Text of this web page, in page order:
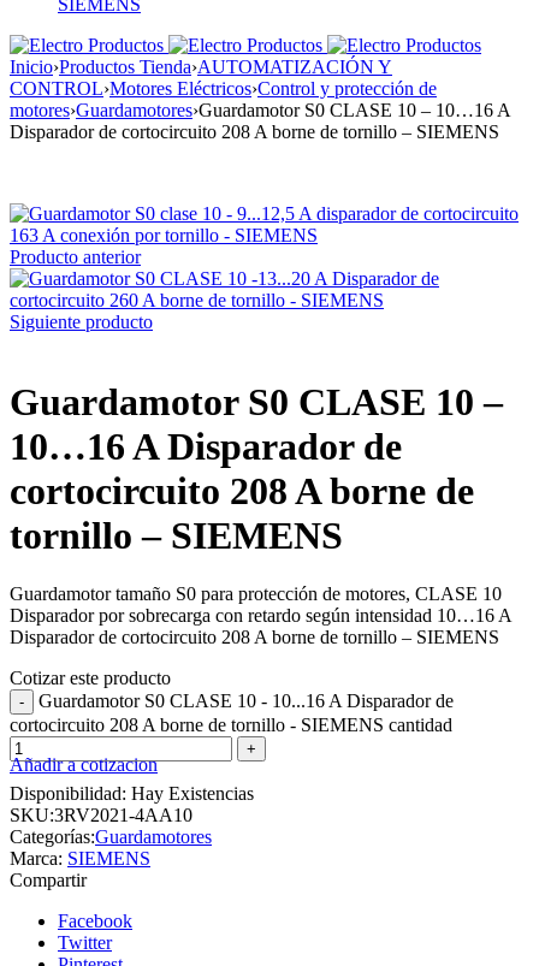
Inicio›Productos Tienda›AUTOMATIZACIÓN Y
CONTROL›Motores Eléctricos›Control y protección de
motores›Guardamotores›Guardamotor S0 CLASE 10 – 10…16 A
Disparador de cortocircuito 208 A borne de tornillo – SIEMENS
Producto anterior
Siguiente producto
Guardamotor S0 CLASE 10 –
10…16 A Disparador de
cortocircuito 208 A borne de
tornillo – SIEMENS
Guardamotor tamaño S0 para protección de motores, CLASE 10
Disparador por sobrecarga con retardo según intensidad 10…16 A
Disparador de cortocircuito 208 A borne de tornillo – SIEMENS
Cotizar este producto
Guardamotor S0 CLASE 10 - 10...16 A Disparador de
cortocircuito 208 A borne de tornillo - SIEMENS cantidad
Añadir a cotizacion
Disponibilidad: Hay Existencias
SKU:3RV2021-4AA10
Categorías:Guardamotores
Marca: SIEMENS
Compartir
Facebook
Twitter